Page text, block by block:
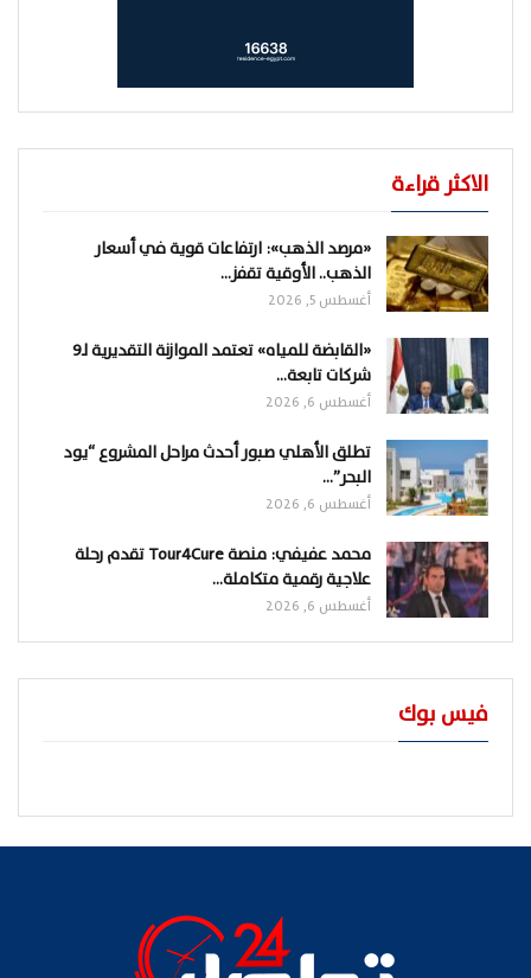
الاكثر قراءة
«مرصد الذهب»: ارتفاعات قوية في أسعار
الذهب.. الأوقية تقفز…
أغسطس 5, 2026
«القابضة للمياه» تعتمد الموازنة التقديرية لـ9
شركات تابعة…
أغسطس 6, 2026
تطلق الأهلي صبور أحدث مراحل المشروع “يود
البحر”…
أغسطس 6, 2026
محمد عفيفي: منصة Tour4Cure تقدم رحلة
علاجية رقمية متكاملة…
أغسطس 6, 2026
فيس بوك